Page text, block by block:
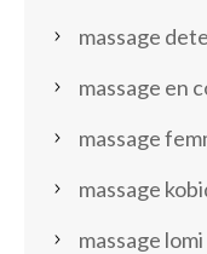
massage
massage en
massage
massage
massage